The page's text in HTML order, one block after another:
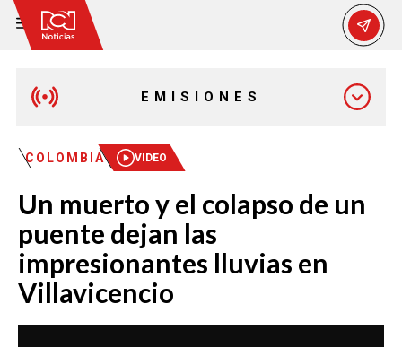
EMISIONES
EMISIÓN 12:30 PM
EMISIÓN 7:00 PM
COLOMBIA VIDEO
Un muerto y el colapso de un
puente dejan las
impresionantes lluvias en
Villavicencio